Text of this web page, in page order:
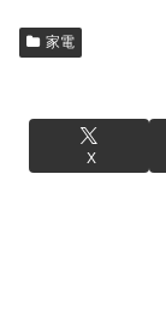
家電
X